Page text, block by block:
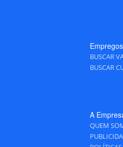
Empregos
BUSCAR
BUSCAR
A
QUEM